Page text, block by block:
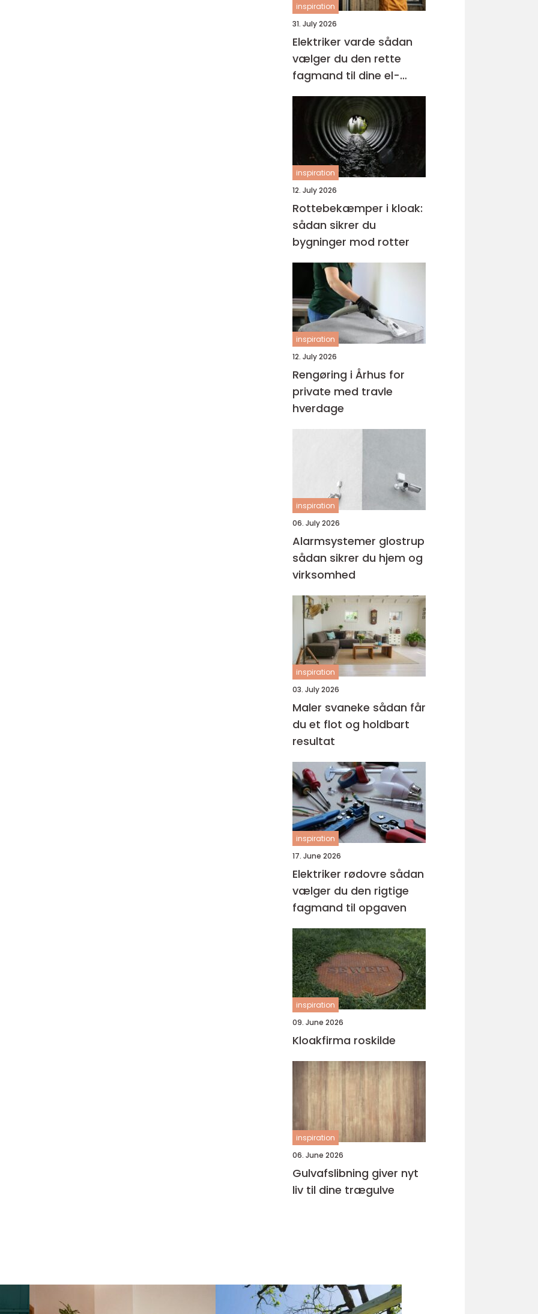
inspiration
31. July 2026
Elektriker varde sådan
vælger du den rette
fagmand til dine el-
opgaver
inspiration
12. July 2026
Rottebekæmper i kloak:
sådan sikrer du
bygninger mod rotter
inspiration
12. July 2026
Rengøring i Århus for
private med travle
hverdage
inspiration
06. July 2026
Alarmsystemer glostrup
sådan sikrer du hjem og
virksomhed
inspiration
03. July 2026
Maler svaneke sådan får
du et flot og holdbart
resultat
inspiration
17. June 2026
Elektriker rødovre sådan
vælger du den rigtige
fagmand til opgaven
inspiration
09. June 2026
Kloakfirma roskilde
inspiration
06. June 2026
Gulvafslibning giver nyt
liv til dine trægulve